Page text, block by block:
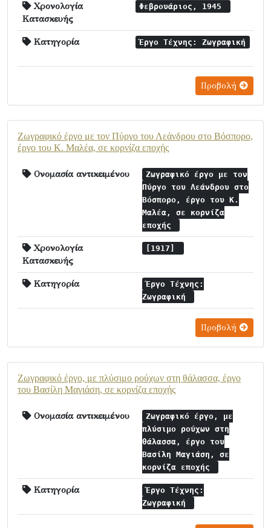
Χρονολογία
Κατασκευής
Φεβρουάριος, 1945
Κατηγορία Έργο Τέχνης: Ζωγραφική
Προβολή
Ζωγραφικό έργο με τον Πύργο του Λεάνδρου στο Βόσπορο,
έργο του Κ. Μαλέα, σε κορνίζα εποχής
Ονομασία αντικειμένου
Ζωγραφικό έργο με τον
Πύργο του Λεάνδρου στο
Βόσπορο, έργο του Κ.
Μαλέα, σε κορνίζα
εποχής
Χρονολογία
Κατασκευής
[1917]
Κατηγορία
Έργο Τέχνης:
Ζωγραφική
Προβολή
Ζωγραφικό έργο, με πλύσιμο ρούχων στη θάλασσα, έργο
του Βασίλη Μαγιάση, σε κορνίζα εποχής
Ονομασία αντικειμένου
Ζωγραφικό έργο, με
πλύσιμο ρούχων στη
θάλασσα, έργο του
Βασίλη Μαγιάση, σε
κορνίζα εποχής
Κατηγορία
Έργο Τέχνης:
Ζωγραφική